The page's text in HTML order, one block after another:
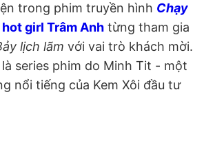
trong phim truyền hình Chạy
hot girl Trâm Anh từng tham gia
lịch lãm với vai trò khách mời.
series phim do Minh Tit - một
nổi tiếng của Kem Xôi đầu tư